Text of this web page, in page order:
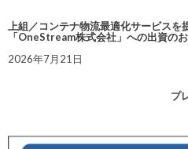
上組／コンテナ物流最適化サービスを
「OneStream株式会社」への出資の
2026年7月21日
プ